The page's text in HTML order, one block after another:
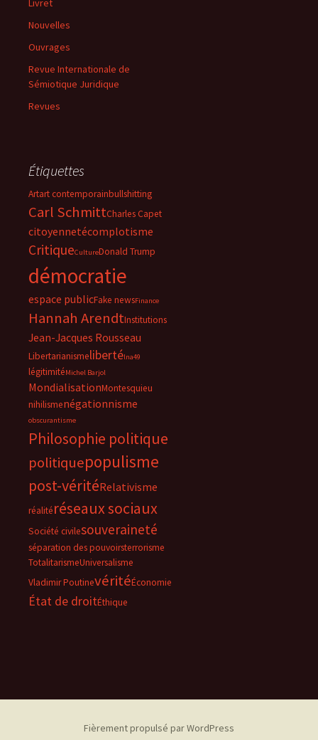
Livret
Nouvelles
Ouvrages
Revue Internationale de
Sémiotique Juridique
Revues
Étiquettes
Artart contemporainbullshitting
Carl SchmittCharles Capet
citoyennetécomplotisme
CritiqueCultureDonald Trump
démocratie
espace publicFake newsFinance
Hannah ArendtInstitutions
Jean-Jacques Rousseau
Libertarianismelibertélna49
légitimitéMichel Barjol
MondialisationMontesquieu
nihilismenégationnisme
obscurantisme
Philosophie politique
politiquepopulisme
post-véritéRelativisme
réalitéréseaux sociaux
Société civilesouveraineté
séparation des pouvoirsterrorisme
TotalitarismeUniversalisme
Vladimir PoutinevéritéÉconomie
État de droitÉthique
Fièrement propulsé par WordPress